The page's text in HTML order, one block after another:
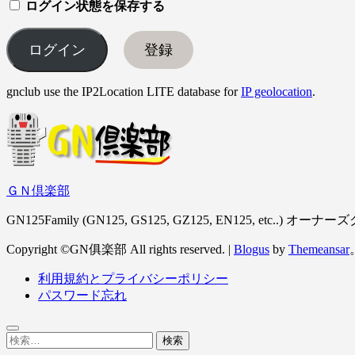
ログイン状態を保存する
登録
gnclub use the IP2Location LITE database forIP geolocation.
ＧＮ倶楽部
GN125Family (GN125, GS125, GZ125, EN125, etc..) オーナーズ
Copyright ©GN俱楽部 All rights reserved. | Blogus by Themeansar。
利用規約とプライバシーポリシー
パスワード忘れ
検